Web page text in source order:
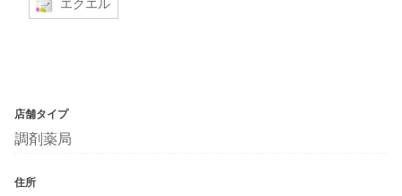
エクエル
店舗タイプ
調剤薬局
住所